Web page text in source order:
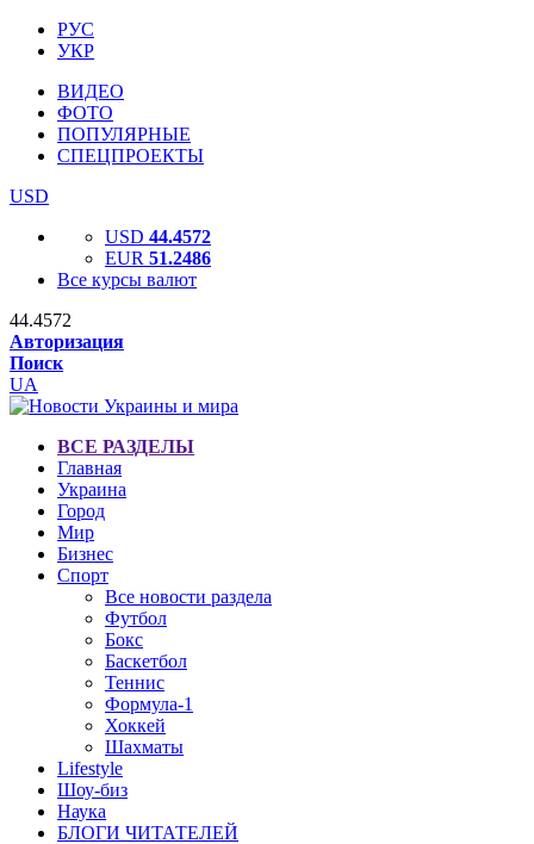
РУС
УКР
ВИДЕО
ФОТО
ПОПУЛЯРНЫЕ
СПЕЦПРОЕКТЫ
USD
USD 44.4572
EUR 51.2486
Все курсы валют
44.4572
Авторизация
Поиск
UA
ВСЕ РАЗДЕЛЫ
Главная
Украина
Город
Мир
Бизнес
Спорт
Все новости раздела
Футбол
Бокс
Баскетбол
Теннис
Формула-1
Хоккей
Шахматы
Lifestyle
Шоу-биз
Наука
БЛОГИ ЧИТАТЕЛЕЙ